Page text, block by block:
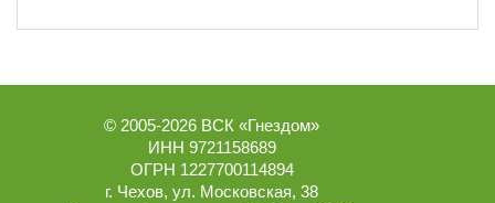
© 2005-2026 ВСК «Гнездом»
ИНН 9721158689
ОГРН 1227700114894
г. Чехов, ул. Московская, 38